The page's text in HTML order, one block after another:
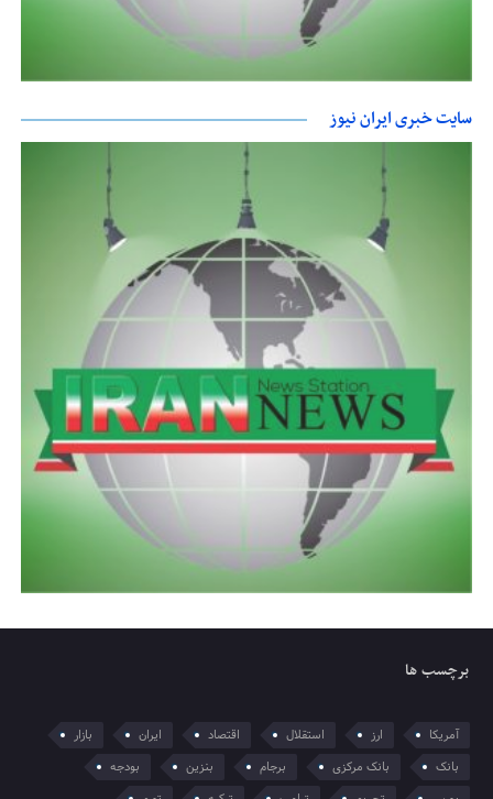
سایت خبری ایران نیوز
برچسب ها
آمریکا ارز استقلال اقتصاد ایران
بازار
بانک
بانک مرکزی برجام بنزین
بودجه